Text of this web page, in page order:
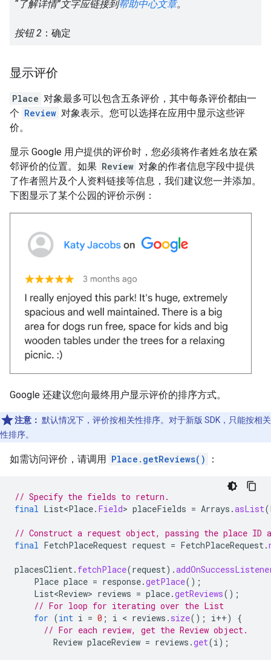
“了解详情”文字应链接到帮助中心文章。
按钮 2 ：确定
显示评价
Place 对象最多可以包含五条评价，其中每条评价都由一
个 Review 对象表示。您可以选择在应用中显示这些评
价。
显示 Google 用户提供的评价时，您必须将作者姓名放在紧
邻评价的位置。如果 Review 对象的作者信息字段中提供
了作者照片及个人资料链接等信息，我们建议您一并添加。
下图显示了某个公园的评价示例：
Google 还建议您向最终用户显示评价的排序方式。
注意： 默认情况下，评价按相关性排序。对于新版 SDK，只能按相关
性排序。
如需访问评价，请调用 Place.getReviews() ：
// Specify the fields to return.
final List<Place. Field> placeFields = Arrays .asList(
// Construct a request object, passing the place ID
final FetchPlaceRequest request = FetchPlaceRequest.
placesClient. fetchPlace(request).
Place place = response.getPlace();
List<Review> reviews = place.getReviews();
// For loop for iterating over the List
for (int i = 0 ; i < reviews . size(); i++)
{
// For each review, get the Review object.
Review placeReview = reviews .get(i);